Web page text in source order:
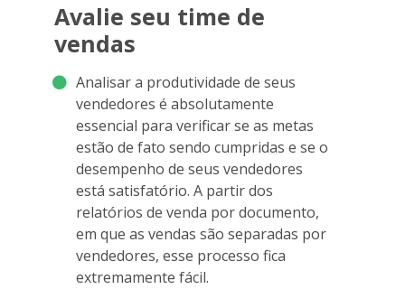
Avalie seu time de
vendas
Analisar a produtividade de seus
vendedores é absolutamente
essencial para verificar se as metas
estão de fato sendo cumpridas e se o
desempenho de seus vendedores
está satisfatório. A partir dos
relatórios de venda por documento,
em que as vendas são separadas por
vendedores, esse processo fica
extremamente fácil.